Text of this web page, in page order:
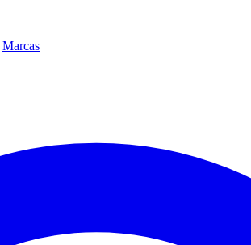
Marcas